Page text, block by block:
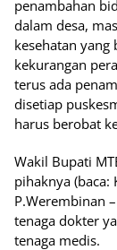
penambahan
dalam desa,
kesehatan yang
kekurangan
terus ada
disetiap
harus berobat
Wakil Bupati
pihaknya
P.Werembinan
tenaga dokter
tenaga medis.